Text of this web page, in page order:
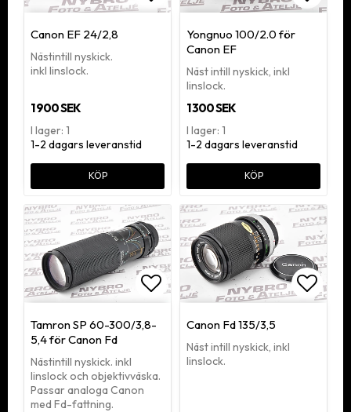
Lägg till i favoritlistan
Canon EF 24/2,8
Nästintill nyskick.
inkl linslock.
1 900 SEK
I lager: 1
1-2 dagars leveranstid
KÖP
Lägg
Yongnuo 100/2.0 för
Canon EF
Näst intill nyskick, inkl
linslock.
1 300 SEK
I lager: 1
1-2 dagars leveranstid
KÖP
Tamron SP 60-300/3,8-
5,4 för Canon Fd
Nästintill nyskick. inkl
linslock och objektivväska.
Passar analoga Canon
med Fd-fattning.
Canon Fd 135/3,5
Näst intill nyskick, inkl
linslock.